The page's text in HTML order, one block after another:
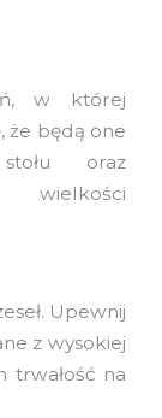
w której
że będą one
oraz
wielkości
Upewnij
z wysokiej
trwałość na